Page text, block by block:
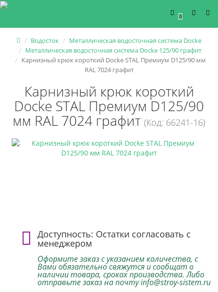
0
Водосток
Металлическая водосточная система Docke
Металлическая водосточная система Docke 125/90 графит
Карнизный крюк короткий Docke STAL Премиум D125/90 мм
RAL 7024 графит
Карнизный крюк короткий
Docke STAL Премиум D125/90
мм RAL 7024 графит (Код: 66241-16)
Доступность: Остатки согласовать с
менеджером
Оформите заказ с указанием количества, с
Вами обязательно свяжутся и сообщат о
наличии товара, сроках производства. Либо
отправьте заказ на почту info@stroy-sistem.ru